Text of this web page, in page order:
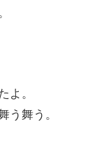
よ。
う舞う。